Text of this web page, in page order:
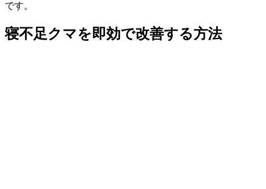
です。
寝不足クマを即効で改善する方法